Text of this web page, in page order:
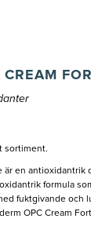
sortiment.
är en
formula
fuktgivande och
OPC Cream